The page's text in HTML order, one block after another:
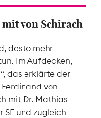
von Schirach
desto mehr
Im Aufdecken,
das erklärte der
von
mit Dr. Mathias
SE und zugleich